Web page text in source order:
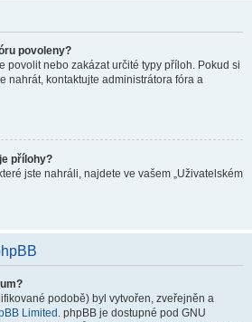
povoleny?
povolit nebo zakázat určité typy příloh. Pokud si
nahrát, kontaktujte administrátora fóra a
přílohy?
jste nahráli, najdete ve vašem „Uživatelském
podobě) byl vytvořen, zveřejněn a
Limited . phpBB je dostupné pod GNU